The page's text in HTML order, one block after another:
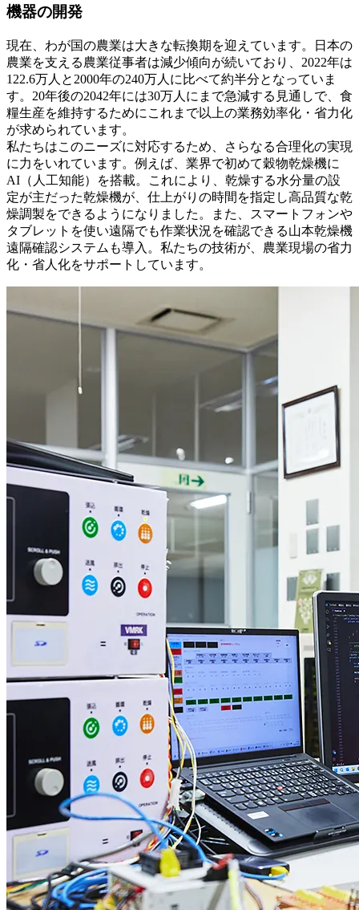
機器の開発
現在、わが国の農業は大きな転換期を迎えています。日本の
農業を支える農業従事者は減少傾向が続いており、2022年は
122.6万人と2000年の240万人に比べて約半分となっていま
す。20年後の2042年には30万人にまで急減する見通しで、食
糧生産を維持するためにこれまで以上の業務効率化・省力化
が求められています。
私たちはこのニーズに対応するため、さらなる合理化の実現
に力をいれています。例えば、業界で初めて穀物乾燥機に
AI（人工知能）を搭載。これにより、乾燥する水分量の設
定が主だった乾燥機が、仕上がりの時間を指定し高品質な乾
燥調製をできるようになりました。また、スマートフォンや
タブレットを使い遠隔でも作業状況を確認できる山本乾燥機
遠隔確認システムも導入。私たちの技術が、農業現場の省力
化・省人化をサポートしています。